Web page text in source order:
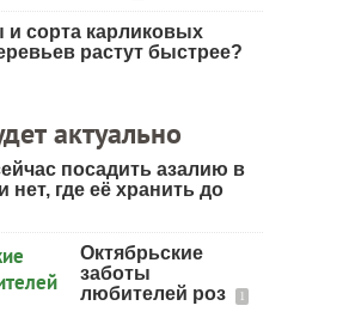
и сорта карликовых
растут быстрее?
актуально
посадить азалию в
нет, где её хранить до
Октябрьские
заботы
любителей роз
1